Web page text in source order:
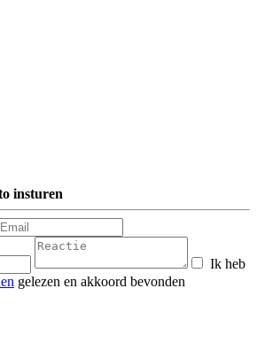
insturen
Ik heb
gelezen en akkoord bevonden